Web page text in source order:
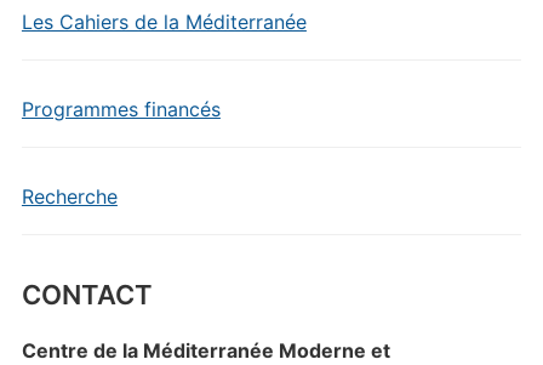
Les Cahiers de la Méditerranée
Programmes financés
Recherche
CONTACT
Centre de la Méditerranée Moderne et